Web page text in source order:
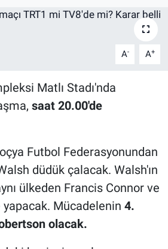
A- A+
Matlı Stadı'nda
saat 20.00'de
Futbol Federasyonundan
düdük çalacak. Walsh'ın
ülkeden Francis Connor ve
Mücadelenin 4.
olacak.